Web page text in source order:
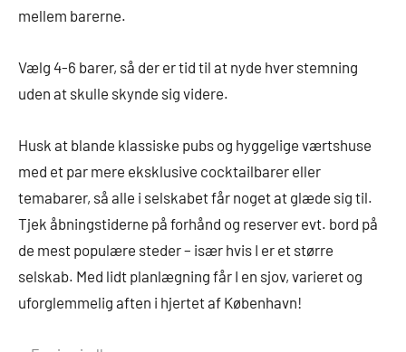
mellem barerne.
Vælg 4-6 barer, så der er tid til at nyde hver stemning
uden at skulle skynde sig videre.
Husk at blande klassiske pubs og hyggelige værtshuse
med et par mere eksklusive cocktailbarer eller
temabarer, så alle i selskabet får noget at glæde sig til.
Tjek åbningstiderne på forhånd og reserver evt. bord på
de mest populære steder – især hvis I er et større
selskab. Med lidt planlægning får I en sjov, varieret og
uforglemmelig aften i hjertet af København!